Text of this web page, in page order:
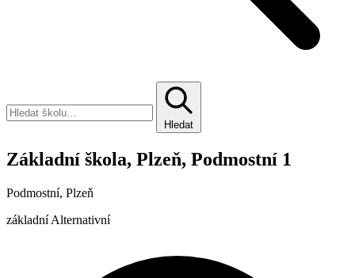
Hledat
Základní škola, Plzeň, Podmostní 1
Podmostní, Plzeň
základní Alternativní